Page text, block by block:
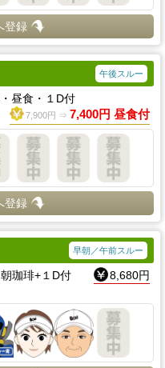
登録
午後スルー
昼食・１D付
7,900円 ⇒ 7,400円 昼食付
登録
早朝／午前スルー
珈琲+１D付 8,680円